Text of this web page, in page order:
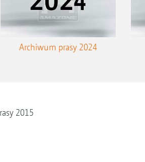
Archiwum prasy 2024
2015